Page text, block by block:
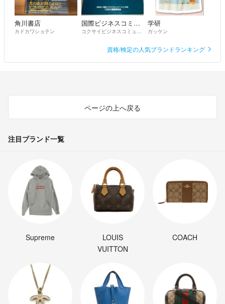
角川書店
カドカワショテン
国際ビジネスコミュニケーション協会
コクサイビジネスコミュニケーションキョウカイ
学研
ガッケン
資格/検定の人気ブランドランキング
ページの上へ戻る
注目ブランド一覧
Supreme
LOUIS
VUITTON
COACH